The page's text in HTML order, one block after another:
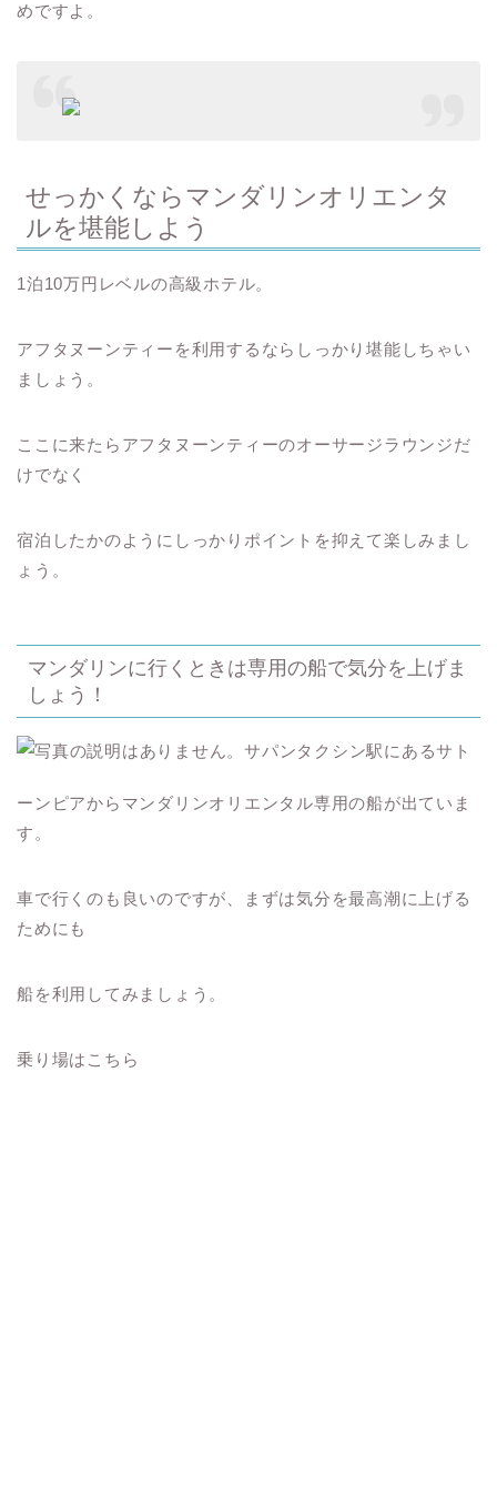
めですよ。
せっかくならマンダリンオリエンタ
ルを堪能しよう
1泊10万円レベルの高級ホテル。
アフタヌーンティーを利用するならしっかり堪能しちゃい
ましょう。
ここに来たらアフタヌーンティーのオーサージラウンジだ
けでなく
宿泊したかのようにしっかりポイントを抑えて楽しみまし
ょう。
マンダリンに行くときは専用の船で気分を上げま
しょう！
サパンタクシン駅にあるサト
ーンピアからマンダリンオリエンタル専用の船が出ていま
す。
車で行くのも良いのですが、まずは気分を最高潮に上げる
ためにも
船を利用してみましょう。
乗り場はこちら